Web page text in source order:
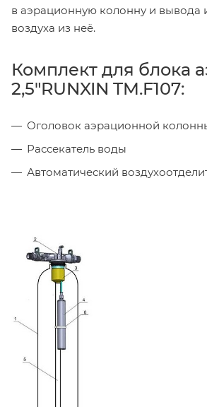
в аэрационную колонну и вывода
воздуха из неё.
Комплект для блока
2,5"RUNXIN TM.F107:
Оголовок аэрационной
Рассекатель воды
Автоматический